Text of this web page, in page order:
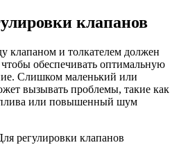
клапанов
клапаном и толкателем должен
обеспечивать оптимальную
Слишком маленький или
вызывать проблемы, такие как
или повышенный шум
регулировки клапанов